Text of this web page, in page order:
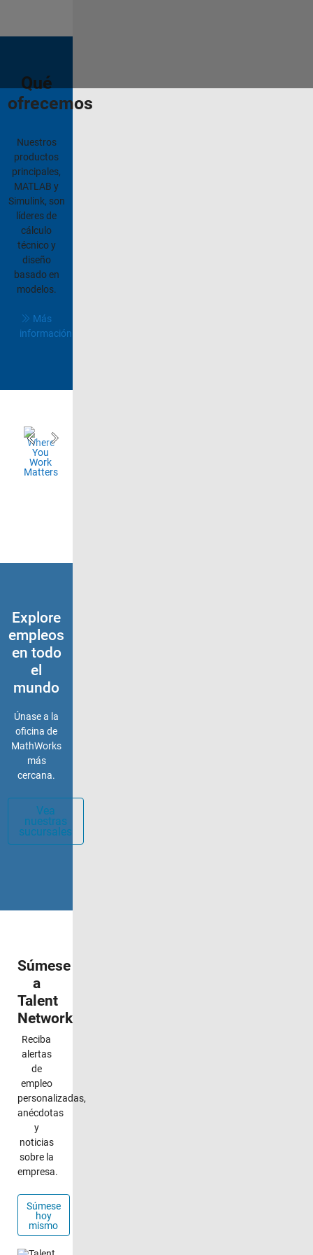
Qué
ofrecemos
Nuestros
productos
principales,
MATLAB y
Simulink, son
líderes de
cálculo
técnico y
diseño
basado en
modelos.
Más
información
Explore
empleos
en todo
el
mundo
Únase a la
oficina de
MathWorks
más
cercana.
Vea
nuestras
sucursales
Súmese
a
Talent
Network
Reciba
alertas
de
empleo
personalizadas,
anécdotas
y
noticias
sobre la
empresa.
Súmese
hoy
mismo